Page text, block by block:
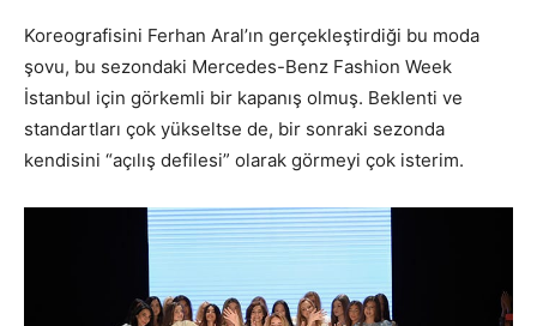
Koreografisini Ferhan Aral’ın gerçekleştirdiği bu moda
şovu, bu sezondaki Mercedes-Benz Fashion Week
İstanbul için görkemli bir kapanış olmuş. Beklenti ve
standartları çok yükseltse de, bir sonraki sezonda
kendisini “açılış defilesi” olarak görmeyi çok isterim.